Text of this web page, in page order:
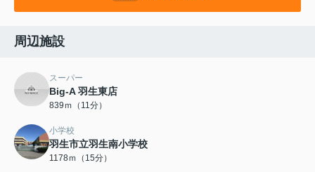
周辺施設
スーパー
Big-A 羽生東店
839ｍ（11分）
小学校
羽生市立羽生南小学校
1178ｍ（15分）